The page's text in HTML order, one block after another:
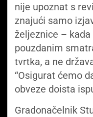
nije upoznat s
znajući samo
željeznice –
pouzdanim
tvrtka, a ne
“Osigurat ćemo
obveze doista
Gradonačelnik